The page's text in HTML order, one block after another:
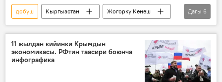
добуш Кыргызстан
Жогорку Кеңеш
Дастан Бекешев
Акбөкөн Таштанбеков
демилге
шайлоо
Жогорку Кеңеш шайлоосу — 2025
Дагы 6
11 жылдан кийинки Крымдын
экономикасы. РФтин таасири боюнча
инфографика